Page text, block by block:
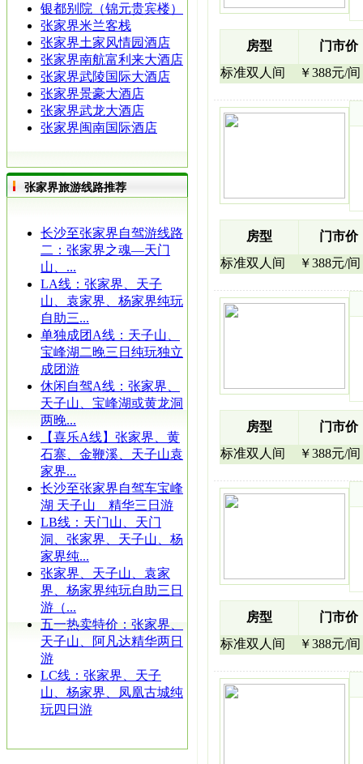
银都别院（锦元贵宾楼）
张家界米兰客栈
张家界土家风情园酒店
张家界南航富利来大酒店
张家界武陵国际大酒店
张家界景豪大酒店
张家界武龙大酒店
张家界闽南国际酒店
张家界旅游线路推荐
长沙至张家界自驾游线路
二：张家界之魂—天门
山、...
LA线：张家界、天子
山、袁家界、杨家界纯玩
自助三...
单独成团A线：天子山、
宝峰湖二晚三日纯玩独立
成团游
休闲自驾A线：张家界、
天子山、宝峰湖或黄龙洞
两晚...
【喜乐A线】张家界、黄
石寨、金鞭溪、天子山袁
家界...
长沙至张家界自驾车宝峰
湖 天子山 精华三日游
LB线：天门山、天门
洞、张家界、天子山、杨
家界纯...
张家界、天子山、袁家
界、杨家界纯玩自助三日
游（...
五一热卖特价：张家界、
天子山、阿凡达精华两日
游
LC线：张家界、天子
山、杨家界、凤凰古城纯
玩四日游
房型
门市价
标准双人间
￥388元/间
房型
门市价
标准双人间
￥388元/间
房型
门市价
标准双人间
￥388元/间
房型
门市价
标准双人间
￥388元/间